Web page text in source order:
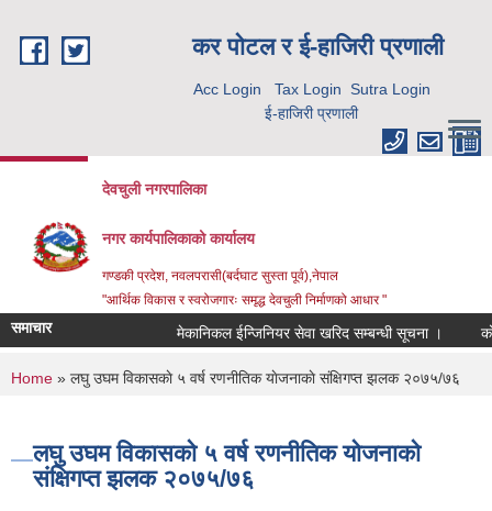
कर पाेटल र ई-हाजिरी प्रणाली
Acc Login Tax Login Sutra Login
ई-हाजिरी प्रणाली
देवचुली नगरपालिका
नगर कार्यपालिकाको कार्यालय
गण्डकी प्रदेश, नवलपरासी(बर्दघाट सुस्ता पूर्व),नेपाल
"आर्थिक विकास र स्वरोजगारः समृद्ध देवचुली निर्माणको आधार "
समाचार मेकानिकल ईन्जिनियर सेवा खरिद सम्बन्धी सूचना ।
You are here
Home » लघु उघम विकासकाे ५ वर्ष रणनीतिक याेजनाकाे संक्षिगप्त झलक २०७५/७६
लघु उघम विकासकाे ५ वर्ष रणनीतिक याेजनाकाे
संक्षिगप्त झलक २०७५/७६